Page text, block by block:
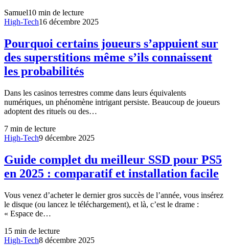
Samuel10 min de lecture
High-Tech16 décembre 2025
Pourquoi certains joueurs s’appuient sur
des superstitions même s’ils connaissent
les probabilités
Dans les casinos terrestres comme dans leurs équivalents
numériques, un phénomène intrigant persiste. Beaucoup de joueurs
adoptent des rituels ou des…
7 min de lecture
High-Tech9 décembre 2025
Guide complet du meilleur SSD pour PS5
en 2025 : comparatif et installation facile
Vous venez d’acheter le dernier gros succès de l’année, vous insérez
le disque (ou lancez le téléchargement), et là, c’est le drame :
« Espace de…
15 min de lecture
High-Tech8 décembre 2025